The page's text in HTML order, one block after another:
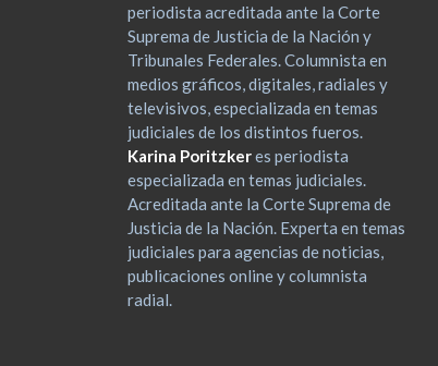
periodista acreditada ante la Corte
Suprema de Justicia de la Nación y
Tribunales Federales. Columnista en
medios gráficos, digitales, radiales y
televisivos, especializada en temas
judiciales de los distintos fueros.
Karina Poritzkeres periodista
especializada en temas judiciales.
Acreditada ante la Corte Suprema de
Justicia de la Nación. Experta en temas
judiciales para agencias de noticias,
publicaciones online y columnista
radial.